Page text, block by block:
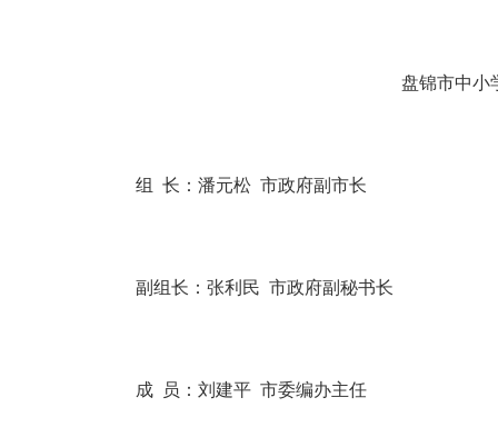
盘锦市中小
组 长：潘元松 市政府副市长
副组长：张利民 市政府副秘书长
成 员：刘建平 市委编办主任